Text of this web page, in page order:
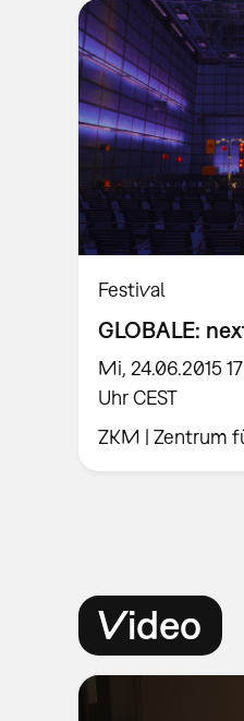
Festival
GLOBALE:
Mi, 24.06.2015
Uhr CEST
ZKM | Zentrum
Video